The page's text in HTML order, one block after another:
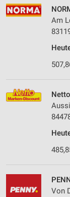
Am
Von